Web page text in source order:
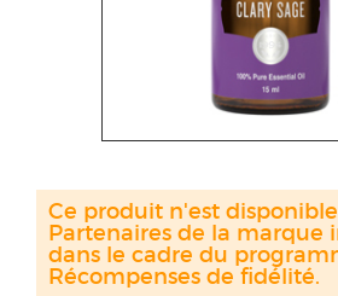
Ce produit n'est
Partenaires de la marque
dans le cadre du
Récompenses de fidélité.